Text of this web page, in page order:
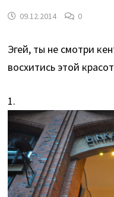
09.12.2014 0
Эгей, ты не смотри
восхитись этой
1.